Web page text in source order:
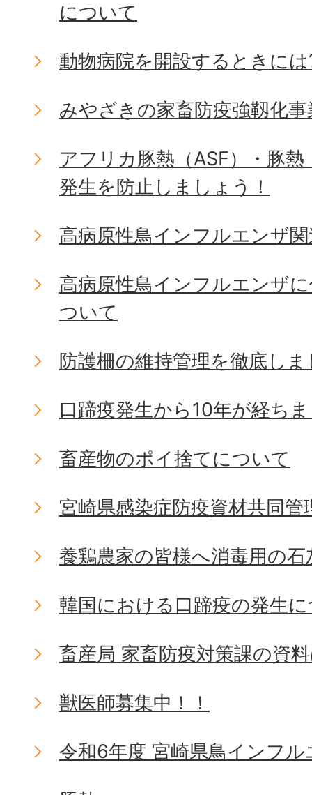
について
動物病院を開設するときには
みやざきの家畜防疫強靱化事
アフリカ豚熱（ASF）・豚
発生を防止しましょう！
高病原性鳥インフルエンザ
高病原性鳥インフルエンザ
ついて
防護柵の維持管理を徹底し
口蹄疫発生から10年が経ち
畜産物のポイ捨てについて
宮崎県感染症防疫資材共同管
養鶏農家の皆様へ消毒用の
韓国における口蹄疫の発生
畜産局 家畜防疫対策課の資
獣医師募集中！！
令和6年度 宮崎県鳥インフ